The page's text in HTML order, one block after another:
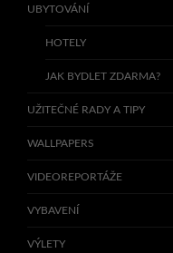
UBYTOVÁNÍ
HOTELY
JAK BYDLET ZDARMA?
UŽITEČNÉ RADY A TIPY
WALLPAPERS
VIDEOREPORTÁŽE
VYBAVENÍ
VÝLETY